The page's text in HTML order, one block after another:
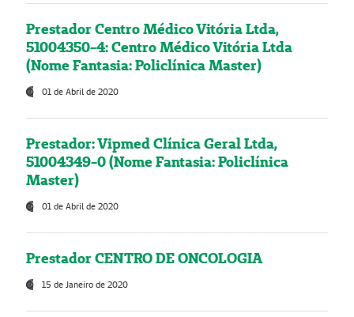
Prestador Centro Médico Vitória Ltda,
51004350-4: Centro Médico Vitória Ltda
(Nome Fantasia: Policlínica Master)
01 de Abril de 2020
Prestador: Vipmed Clínica Geral Ltda,
51004349-0 (Nome Fantasia: Policlínica
Master)
01 de Abril de 2020
Prestador CENTRO DE ONCOLOGIA
15 de Janeiro de 2020